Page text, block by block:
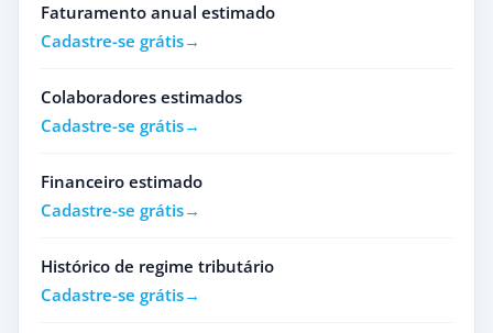
Faturamento anual estimado
Cadastre-se grátis
Colaboradores estimados
Cadastre-se grátis
Financeiro estimado
Cadastre-se grátis
Histórico de regime tributário
Cadastre-se grátis